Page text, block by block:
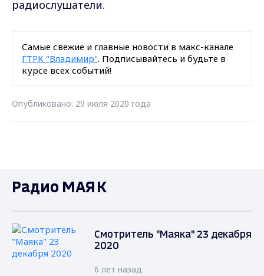
радиослушатели.
Самые свежие и главные новости в макс-канале
ГТРК "Владимир". Подписывайтесь и будьте в
курсе всех событий!
Опубликовано: 29 июля 2020 года
Радио МАЯК
Смотритель "Маяка" 23 декабря
2020
6 лет назад